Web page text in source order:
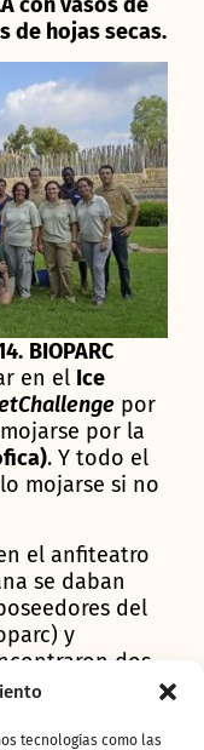
tecnologías como las
de hojas secas.
BIOPARC
en el Ice
por
por la
. Y todo el
mojarse si no
el anfiteatro
se daban
del
y
dos
era no